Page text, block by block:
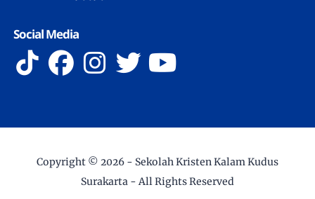
Social Media
Copyright © 2026 - Sekolah Kristen Kalam Kudus
Surakarta - All Rights Reserved